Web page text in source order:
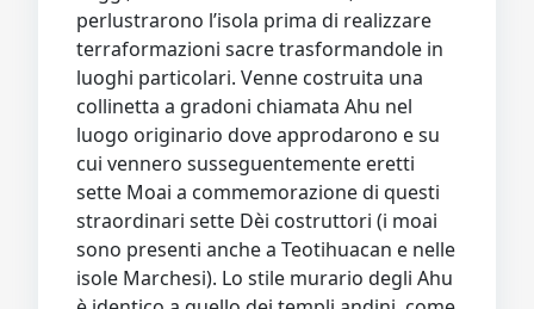
perlustrarono l’isola prima di realizzare
terraformazioni sacre trasformandole in
luoghi particolari. Venne costruita una
collinetta a gradoni chiamata Ahu nel
luogo originario dove approdarono e su
cui vennero susseguentemente eretti
sette Moai a commemorazione di questi
straordinari sette Dèi costruttori (i moai
sono presenti anche a Teotihuacan e nelle
isole Marchesi). Lo stile murario degli Ahu